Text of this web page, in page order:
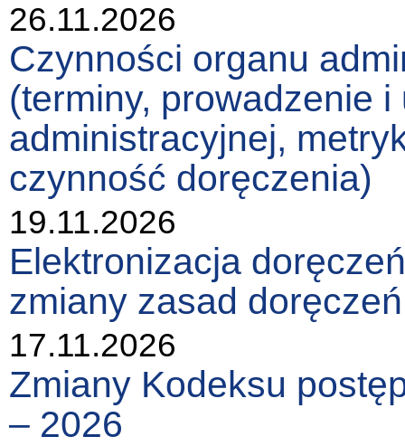
26.11.2026
Czynności organu
(terminy, prowadzenie
administracyjnej,
czynność doręczenia)
19.11.2026
Elektronizacja
zmiany zasad doręczeń
17.11.2026
Zmiany Kodeksu
– 2026